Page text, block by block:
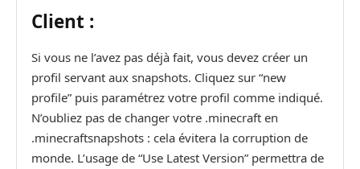
Client :
Si vous ne l’avez pas déjà fait, vous devez créer un
profil servant aux snapshots. Cliquez sur “new
profile” puis paramétrez votre profil comme indiqué.
N’oubliez pas de changer votre .minecraft en
.minecraftsnapshots : cela évitera la corruption de
monde. L’usage de “Use Latest Version” permettra de